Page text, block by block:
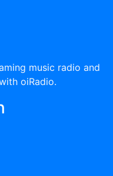
music radio and
oiRadio.